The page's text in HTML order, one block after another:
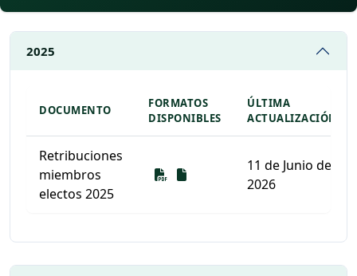
2025
DOCUMENTO
FORMATOS
DISPONIBLES
ÚLTIMA
ACTUALIZACIÓN
Retribuciones
miembros
electos 2025
Descarga
Descarga
11 de Junio de
2026